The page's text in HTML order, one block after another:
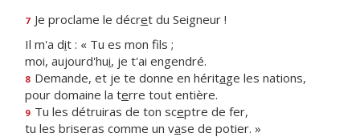
7 Je proclame le décret du Seigneur !
Il m'a dit : « Tu es mon fils ;
moi, aujourd'hui, je t'ai engendré.
8 Demande, et je te donne en héritage les nations,
pour domaine la terre tout entière.
9 Tu les détruiras de ton sceptre de fer,
tu les briseras comme un vase de potier. »